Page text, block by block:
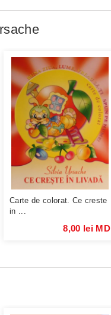
Carte de colorat. Ce creste
in ...
8,00 lei MD